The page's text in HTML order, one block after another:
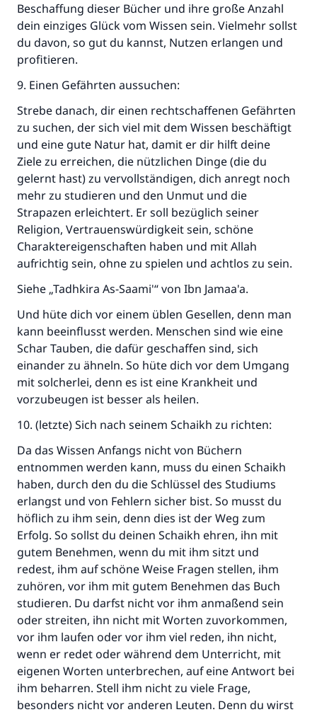
Beschaffung dieser Bücher und ihre große Anzahl
dein einziges Glück vom Wissen sein. Vielmehr sollst
du davon, so gut du kannst, Nutzen erlangen und
profitieren.
9. Einen Gefährten aussuchen:
Strebe danach, dir einen rechtschaffenen Gefährten
zu suchen, der sich viel mit dem Wissen beschäftigt
und eine gute Natur hat, damit er dir hilft deine
Ziele zu erreichen, die nützlichen Dinge (die du
gelernt hast) zu vervollständigen, dich anregt noch
mehr zu studieren und den Unmut und die
Strapazen erleichtert. Er soll bezüglich seiner
Religion, Vertrauenswürdigkeit sein, schöne
Charaktereigenschaften haben und mit Allah
aufrichtig sein, ohne zu spielen und achtlos zu sein.
Siehe „Tadhkira As-Saami'“ von Ibn Jamaa'a.
Und hüte dich vor einem üblen Gesellen, denn man
kann beeinflusst werden. Menschen sind wie eine
Schar Tauben, die dafür geschaffen sind, sich
einander zu ähneln. So hüte dich vor dem Umgang
mit solcherlei, denn es ist eine Krankheit und
vorzubeugen ist besser als heilen.
10. (letzte) Sich nach seinem Schaikh zu richten:
Da das Wissen Anfangs nicht von Büchern
entnommen werden kann, muss du einen Schaikh
haben, durch den du die Schlüssel des Studiums
erlangst und von Fehlern sicher bist. So musst du
höflich zu ihm sein, denn dies ist der Weg zum
Erfolg. So sollst du deinen Schaikh ehren, ihn mit
gutem Benehmen, wenn du mit ihm sitzt und
redest, ihm auf schöne Weise Fragen stellen, ihm
zuhören, vor ihm mit gutem Benehmen das Buch
studieren. Du darfst nicht vor ihm anmaßend sein
oder streiten, ihn nicht mit Worten zuvorkommen,
vor ihm laufen oder vor ihm viel reden, ihn nicht,
wenn er redet oder während dem Unterricht, mit
eigenen Worten unterbrechen, auf eine Antwort bei
ihm beharren. Stell ihm nicht zu viele Frage,
besonders nicht vor anderen Leuten. Denn du wirst